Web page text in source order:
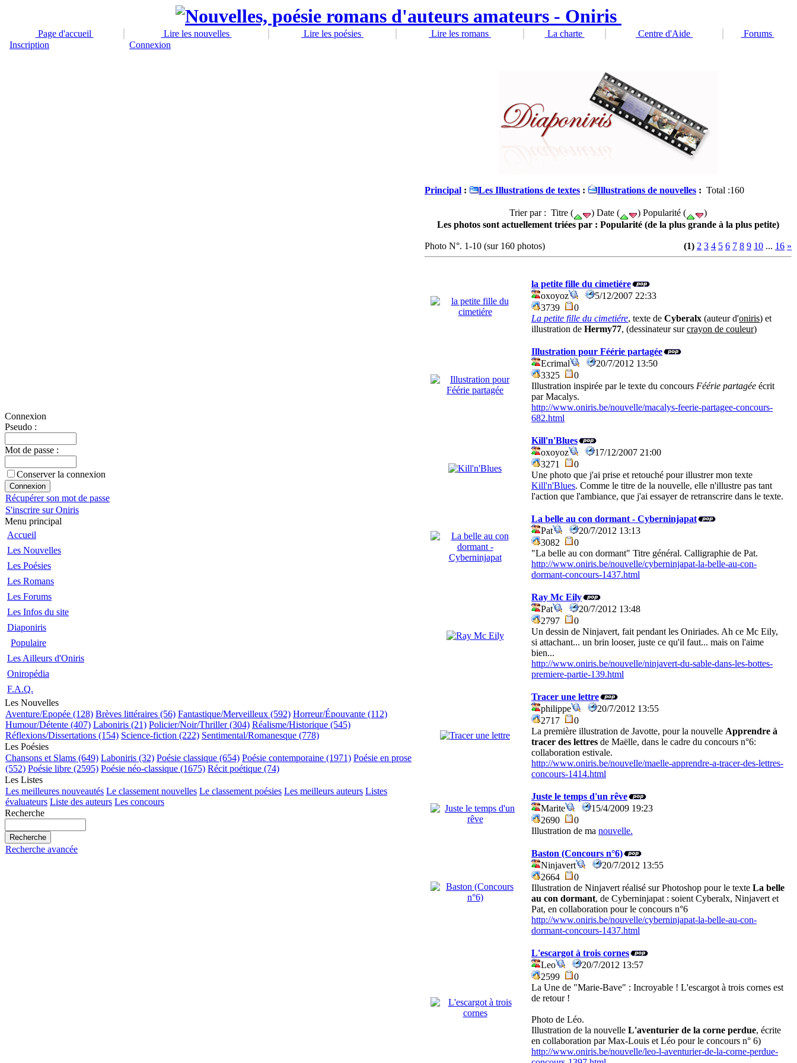
Page d'accueil Lire les nouvelles Lire les poésies Lire les romans La charte Centre d'Aide
Forums
Inscription
Connexion
Connexion
Pseudo :
Mot de passe :
Conserver la connexion
Récupérer son mot de passe
S'inscrire sur Oniris
Menu principal
Accueil
Les Nouvelles
Les Poésies
Les Romans
Les Forums
Les Infos du site
Diaponiris
Populaire
Les Ailleurs d'Oniris
Oniropédia
F.A.Q.
Les Nouvelles
Aventure/Epopée (128) Brèves littéraires (56) Fantastique/Merveilleux (592) Horreur/Épouvante (112)
Humour/Détente (407) Laboniris (21) Policier/Noir/Thriller (304) Réalisme/Historique (545)
Réflexions/Dissertations (154) Science-fiction (222) Sentimental/Romanesque (778)
Les Poésies
Chansons et Slams (649) Laboniris (32) Poésie classique (654) Poésie contemporaine (1971) Poésie en prose
(552) Poésie libre (2595) Poésie néo-classique (1675) Récit poétique (74)
Les Listes
Les meilleures nouveautés Le classement nouvelles Le classement poésies Les meilleurs auteurs Listes
évaluateurs Liste des auteurs Les concours
Recherche
Recherche avancée
Principal : Les Illustrations de textes : Illustrations de nouvelles : Total :160
Trier par : Titre ( ) Date ( ) Popularité (
)
Les photos sont actuellement triées par : Popularité (de la plus grande à la plus petite)
Photo N°. 1-10 (sur 160 photos) (1) 2 3 4 5 6 7 8 9 10 ... 16 »
la petite fille du cimetiére
oxoyoz
5/12/2007 22:33
3739
0
La petite fille du cimetiére, texte de Cyberalx (auteur d'oniris) et
illustration de Hermy77, (dessinateur surcrayon de couleur)
Illustration pour Féérie partagée
Ecrimal
20/7/2012 13:50
3325
0
Illustration inspirée par le texte du concours Féérie partagée écrit
par Macalys.
http://www.oniris.be/nouvelle/macalys-feerie-partagee-concours-
682.html
Kill'n'Blues
oxoyoz
17/12/2007 21:00
3271
0
Une photo que j'ai prise et retouché pour illustrer mon texte
Kill'n'Blues. Comme le titre de la nouvelle, elle n'illustre pas tant
l'action que l'ambiance, que j'ai essayer de retranscrire dans le texte.
La belle au con dormant - Cyberninjapat
Pat
20/7/2012 13:13
3082
0
"La belle au con dormant" Titre général. Calligraphie de Pat.
http://www.oniris.be/nouvelle/cyberninjapat-la-belle-au-con-
dormant-concours-1437.html
Ray Mc Eily
Pat
20/7/2012 13:48
2797
0
Un dessin de Ninjavert, fait pendant les Oniriades. Ah ce Mc Eily,
si attachant... un brin looser, juste ce qu'il faut... mais on l'aime
bien...
http://www.oniris.be/nouvelle/ninjavert-du-sable-dans-les-bottes-
premiere-partie-139.html
Tracer une lettre
philippe
20/7/2012 13:55
2717
0
La première illustration de Javotte, pour la nouvelle Apprendre à
tracer des lettres de Maëlle, dans le cadre du concours n°6:
collaboration estivale.
http://www.oniris.be/nouvelle/maelle-apprendre-a-tracer-des-lettres-
concours-1414.html
Juste le temps d'un rêve
Marite
15/4/2009 19:23
2690
0
Illustration de ma nouvelle.
Baston (Concours n°6)
Ninjavert
20/7/2012 13:55
2664
0
Illustration de Ninjavert réalisé sur Photoshop pour le texte La belle
au con dormant, de Cyberninjapat : soient Cyberalx, Ninjavert et
Pat, en collaboration pour le concours n°6
http://www.oniris.be/nouvelle/cyberninjapat-la-belle-au-con-
dormant-concours-1437.html
L'escargot à trois cornes
Leo
20/7/2012 13:57
2599
0
La Une de "Marie-Bave" : Incroyable ! L'escargot à trois cornes est
de retour !
Photo de Léo.
Illustration de la nouvelle L'aventurier de la corne perdue, écrite
en collaboration par Max-Louis et Léo pour le concours n° 6)
http://www.oniris.be/nouvelle/leo-l-aventurier-de-la-corne-perdue-